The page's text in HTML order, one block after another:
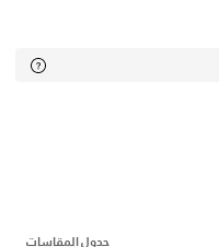
جدول المقاسات